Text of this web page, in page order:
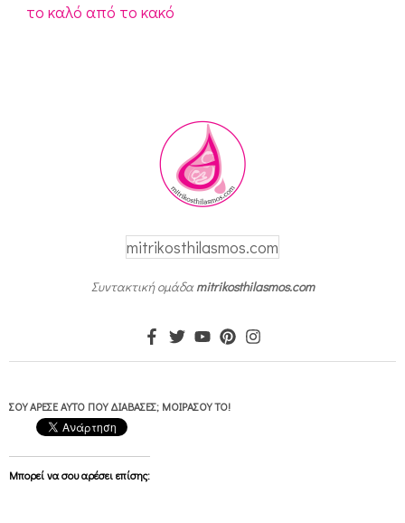
το καλό από το κακό
mitrikosthilasmos.com
Συντακτική ομάδαmitrikosthilasmos.com
ΣΟΥ ΆΡΕΣΕ ΑΥΤΌ ΠΟΥ ΔΙΆΒΑΣΕΣ; ΜΟΙΡΆΣΟΥ ΤΟ!
Μπορεί να σου αρέσει επίσης: